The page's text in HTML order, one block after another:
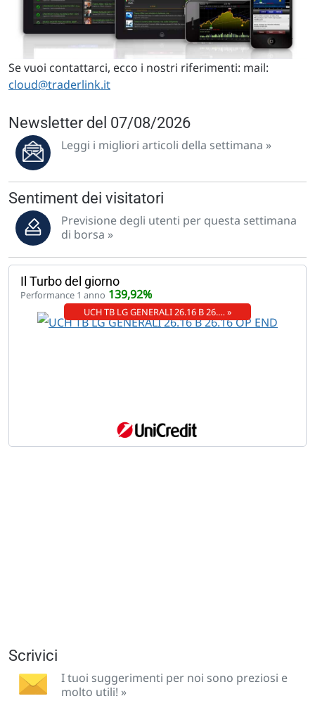
Se vuoi contattarci, ecco i nostri riferimenti: mail:
cloud@traderlink.it
Newsletter del 07/08/2026
Leggi i migliori articoli della settimana »
Sentiment dei visitatori
Previsione degli utenti per questa settimana
di borsa »
Il Turbo del giorno
Performance 1 anno 139,92%
UCH TB LG GENERALI 26.16 B 26.… »
Scrivici
I tuoi suggerimenti per noi sono preziosi e
molto utili! »